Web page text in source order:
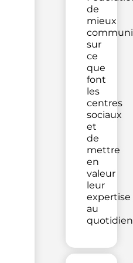
de
mieux
sur
ce
que
font
les
centres
sociaux
et
de
mettre
en
valeur
leur
expertise
au